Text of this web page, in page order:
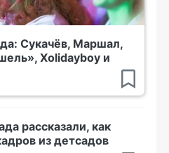
Сукачёв, Маршал,
Xolidayboy и
рассказали, как
из детсадов